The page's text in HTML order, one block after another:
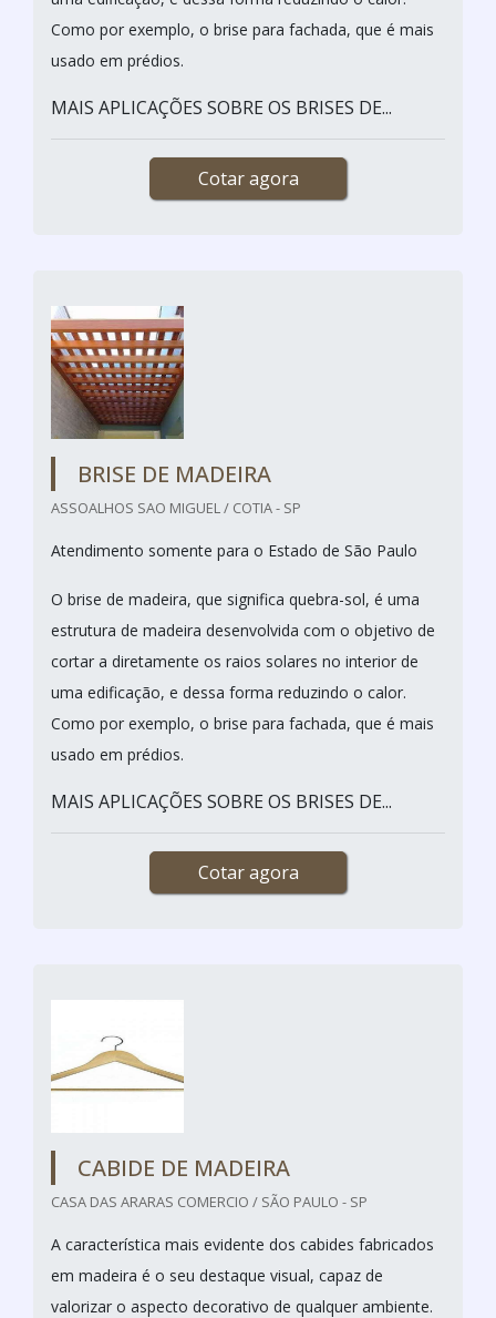
Como por exemplo, o brise para fachada, que é mais
usado em prédios.
MAIS APLICAÇÕES SOBRE OS BRISES DE...
Cotar agora
BRISE DE MADEIRA
ASSOALHOS SAO MIGUEL / COTIA - SP
Atendimento somente para o Estado de São Paulo
O brise de madeira, que significa quebra-sol, é uma
estrutura de madeira desenvolvida com o objetivo de
cortar a diretamente os raios solares no interior de
uma edificação, e dessa forma reduzindo o calor.
Como por exemplo, o brise para fachada, que é mais
usado em prédios.
MAIS APLICAÇÕES SOBRE OS BRISES DE...
Cotar agora
CABIDE DE MADEIRA
CASA DAS ARARAS COMERCIO / SÃO PAULO - SP
A característica mais evidente dos cabides fabricados
em madeira é o seu destaque visual, capaz de
valorizar o aspecto decorativo de qualquer ambiente.